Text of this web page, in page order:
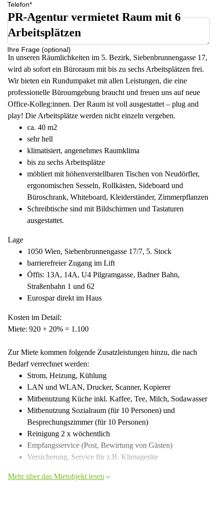
Telefon*
Ihre Frage (optional)
PR-Agentur vermietet Raum mit 6
Arbeitsplätzen
In unseren Räumlichkeiten im 5. Bezirk, Siebenbrunnengasse 17,
wird ab sofort ein Büroraum mit bis zu sechs Arbeitsplätzen frei.
Wir bieten ein Rundumpaket mit allen Leistungen, die eine
professionelle Büroumgebung braucht und freuen uns auf neue
Office-Kolleg:innen. Der Raum ist voll ausgestattet – plug and
play! Die Arbeitsplätze werden nicht einzeln vergeben.
ca. 40 m2
sehr hell
klimatisiert, angenehmes Raumklima
bis zu sechs Arbeitsplätze
möbliert mit höhenverstellbaren Tischen von Neudörfler,
ergonomischen Sesseln, Rollkästen, Sideboard und
Büroschrank, Whiteboard, Kleiderständer, Zimmerpflanzen
Schreibtische sind mit Bildschirmen und Tastaturen
ausgestattet.
Lage
1050 Wien, Siebenbrunnengasse 17/7, 5. Stock
barrierefreier Zugang im Lift
Öffis: 13A, 14A, U4 Pilgramgasse, Badner Bahn,
Straßenbahn 1 und 62
Eurospar direkt im Haus
Kosten im Detail:
Miete: 920 + 20% = 1.100
Zur Miete kommen folgende Zusatzleistungen hinzu, die nach
Bedarf verrechnet werden:
Strom, Heizung, Kühlung
LAN und WLAN, Drucker, Scanner, Kopierer
Mitbenutzung Küche inkl. Kaffee, Tee, Milch, Sodawasser
Mitbenutzung Sozialraum (für 10 Personen) und
Besprechungszimmer (für 10 Personen)
Reinigung 2 x wöchentlich
Empfangsservice (Post, Bewirtung von Gästen)
Versicherung, Service für z.B. Klimageräte
Mehr über das Mietobjekt lesen